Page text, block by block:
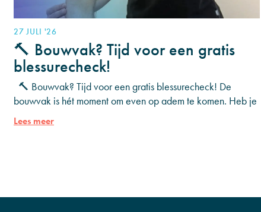
27 JULI '26
🔨 Bouwvak? Tijd voor een gratis
blessurecheck!
🔨 Bouwvak? Tijd voor een gratis blessurecheck! De
bouwvak is hét moment om even op adem te komen. Heb je
al een tijdje last
Lees meer